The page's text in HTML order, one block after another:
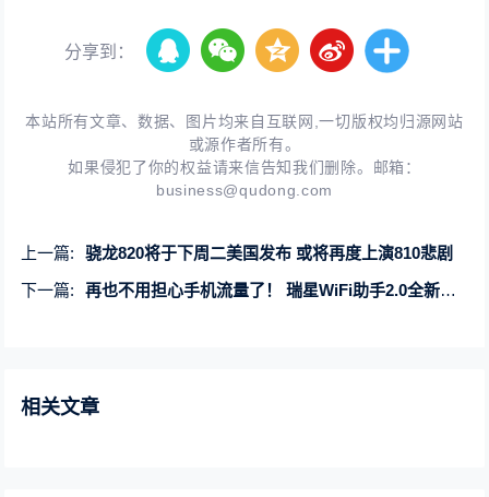
分享到：
本站所有文章、数据、图片均来自互联网,一切版权均归源网站
或源作者所有。
如果侵犯了你的权益请来信告知我们删除。邮箱：
business@qudong.com
上一篇:
骁龙820将于下周二美国发布 或将再度上演810悲剧
下一篇:
再也不用担心手机流量了！ 瑞星WiFi助手2.0全新上线
相关文章